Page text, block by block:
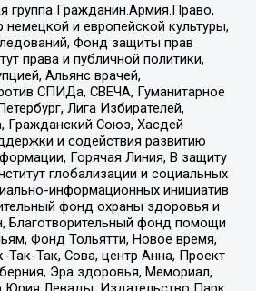
группа Гражданин.Армия.Право,
и европейской культуры,
Фонд защиты прав
права и публичной политики,
Альянс врачей,
СПИДа, СВЕЧА, Гуманитарное
Лига Избирателей,
Гражданский Союз, Хасдей
и содействия развитию
Горячая Линия, В защиту
глобализации и социальных
информационных инициатив
фонд охраны здоровья и
Благотворительный фонд помощи
Фонд Тольятти, Новое время,
Так-Так, Сова, центр Анна, Проект
Эра здоровья, Мемориал,